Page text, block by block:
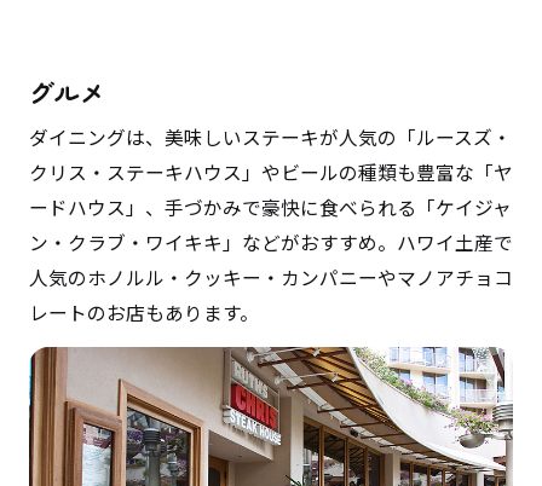
グルメ
ダイニングは、美味しいステーキが人気の「ルースズ・
クリス・ステーキハウス」やビールの種類も豊富な「ヤ
ードハウス」、手づかみで豪快に食べられる「ケイジャ
ン・クラブ・ワイキキ」などがおすすめ。ハワイ土産で
人気のホノルル・クッキー・カンパニーやマノアチョコ
レートのお店もあります。